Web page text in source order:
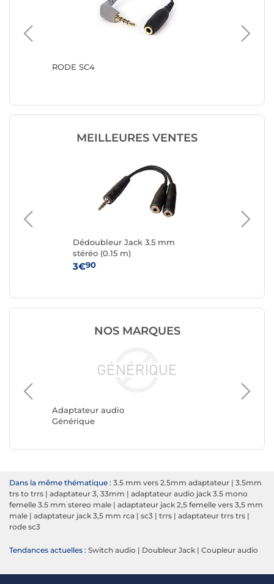
RODE SC4
MEILLEURES VENTES
Dédoubleur Jack 3.5 mm
stéréo (0.15 m)
3€90
NOS MARQUES
Adaptateur audio
Générique
NEDIS
Dans la même thématique : 3.5 mm vers 2.5mm adaptateur | 3.5mm
trs to trrs | adaptateur 3, 33mm | adaptateur audio jack 3.5 mono
femelle 3.5 mm stereo male | adaptateur jack 2,5 femelle vers 3,5 mm
male | adaptateur jack 3,5 mm rca | sc3 | trrs | adaptateur trrs trs |
rode sc3
Tendances actuelles : Switch audio | Doubleur Jack | Coupleur audio